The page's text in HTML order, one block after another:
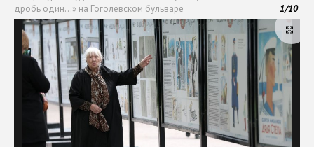
дробь один…» на Гоголевском бульваре
1/10